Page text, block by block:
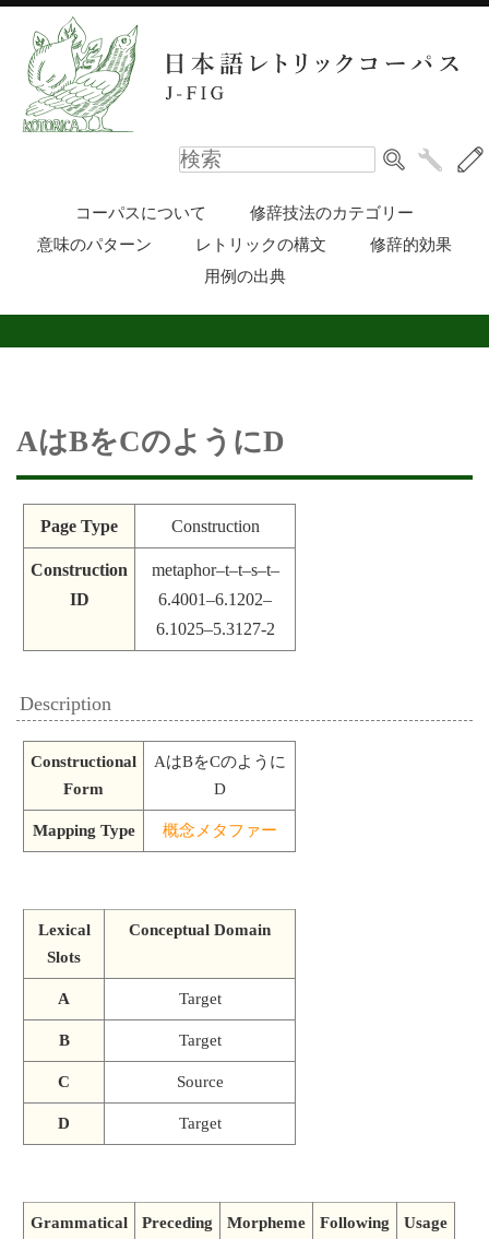
コーパスについて
修辞技法のカテゴリー
意味のパターン
レトリックの構文
修辞的効果
用例の出典
AはBをCのようにD
Page Type Construction
Construction
ID
metaphor–t–t–s–t–
6.4001–6.1202–
6.1025–5.3127-2
Description
Constructional
Form
AはBをCのように
D
Mapping Type 概念メタファー
Lexical
Slots
Conceptual Domain
A Target
B Target
C Source
D Target
Grammatical
Preceding Morpheme Following Usage